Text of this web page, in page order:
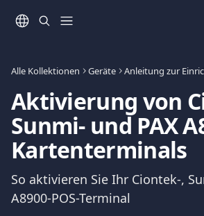
Alle Kollektionen Geräte Anleitung zur
Aktivierung von
Sunmi- und PAX
Kartenterminals
So aktivieren Sie Ihr Ciontek-,
A8900-POS-Terminal